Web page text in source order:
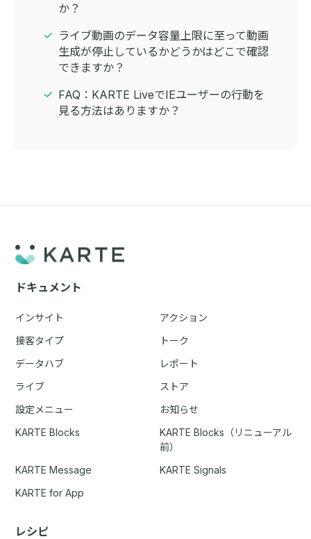
か？
ライブ動画のデータ容量上限に至って動画
生成が停止しているかどうかはどこで確認
できますか？
FAQ：KARTE LiveでIEユーザーの行動を
見る方法はありますか？
ドキュメント
インサイト
アクション
接客タイプ
トーク
データハブ
レポート
ライブ
ストア
設定メニュー
お知らせ
KARTE Blocks
KARTE Blocks（リニューアル
前）
KARTE Message
KARTE Signals
KARTE for App
レシピ